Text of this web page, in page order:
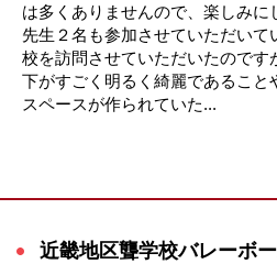
は多くありませんので、楽しみ
先生２名も参加させていただい
校を訪問させていただいたのです
下がすごく明るく綺麗であること
スペースが作られていた...
近畿地区聾学校バレーボ